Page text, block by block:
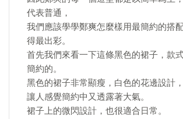
代表普通，
我們應該學學鄭爽怎麼樣用最簡約的搭
得最出彩。
首先我們來看一下這條黑色的裙子，款
簡約的。
黑色的裙子非常顯瘦，白色的花邊設計，
讓人感覺簡約中又透露著大氣。
裙子上的微閃設計，也很適合日常。